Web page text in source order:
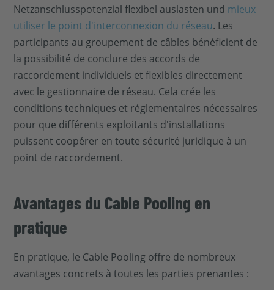
Netzanschlusspotenzial flexibel auslasten und mieux
utiliser le point d'interconnexion du réseau. Les
participants au groupement de câbles bénéficient de
la possibilité de conclure des accords de
raccordement individuels et flexibles directement
avec le gestionnaire de réseau. Cela crée les
conditions techniques et réglementaires nécessaires
pour que différents exploitants d'installations
puissent coopérer en toute sécurité juridique à un
point de raccordement.
Avantages du Cable Pooling en
pratique
En pratique, le Cable Pooling offre de nombreux
avantages concrets à toutes les parties prenantes :